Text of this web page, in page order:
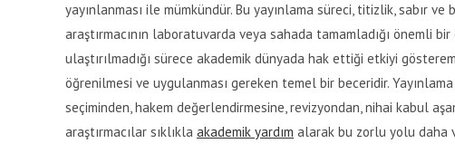
yayınlanması ile mümkündür. Bu yayınlama süreci, titizlik, sabır
araştırmacının laboratuvarda veya sahada tamamladığı önemli
ulaştırılmadığı sürece akademik dünyada hak ettiği etkiyi
öğrenilmesi ve uygulanması gereken temel bir beceridir.
seçiminden, hakem değerlendirmesine, revizyondan, nihai kabul
araştırmacılar sıklıkla akademik yardım alarak bu zorlu yolu daha